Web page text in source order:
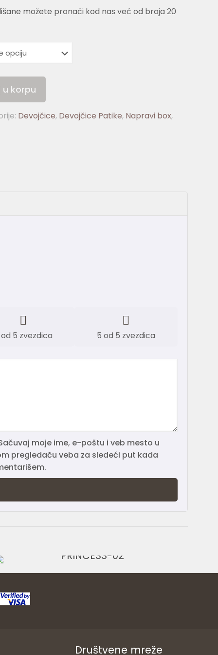
možete pronaći kod nas već od broja 20
u korpu
Devojčice, Devojčice Patike, Napravi box,
5 zvezdica 5 od 5 zvezdica
moje ime, e-poštu i veb mesto u
pregledaču veba za sledeći put kada
Društvene mreže